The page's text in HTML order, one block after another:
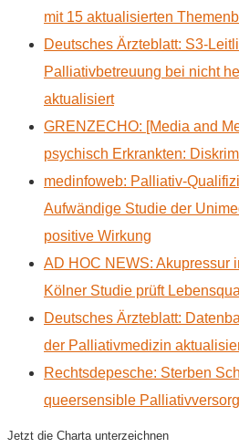
mit 15 aktualisierten
Deutsches Ärzteblatt: S3-
Palliativbetreuung bei nicht
aktualisiert
GRENZECHO: [Media and
psychisch Erkrankten:
medinfoweb: Palliativ-
Aufwändige Studie der
positive Wirkung
AD HOC NEWS: Akupressur
Kölner Studie prüft
Deutsches Ärzteblatt:
der Palliativmedizin
Rechtsdepesche: Sterben
queersensible
Jetzt die Charta unterzeichnen